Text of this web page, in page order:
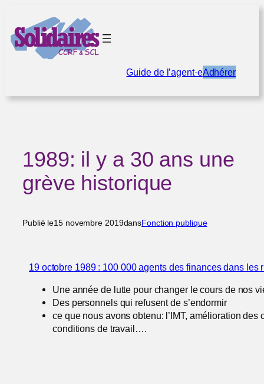
contenu
Guide de l’agent·eAdhérer
1989: il y a 30 ans une
grève historique
Publié le15 novembre 2019dansFonction publique
19 octobre 1989 : 100 000 agents des finances dans les
Une année de lutte pour changer le cours de nos
Des personnels qui refusent de s’endormir
ce que nous avons obtenu: l’IMT, amélioration des
conditions de travail….